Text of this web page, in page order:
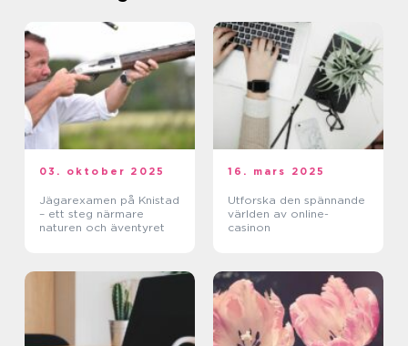
03. oktober 2025
Jägarexamen på Knistad
– ett steg närmare
naturen och äventyret
16. mars 2025
Utforska den spännande
världen av online-
casinon